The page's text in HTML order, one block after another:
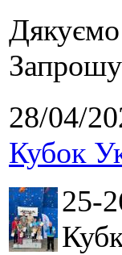
Дякуємо
28/04/
Кубок
25-